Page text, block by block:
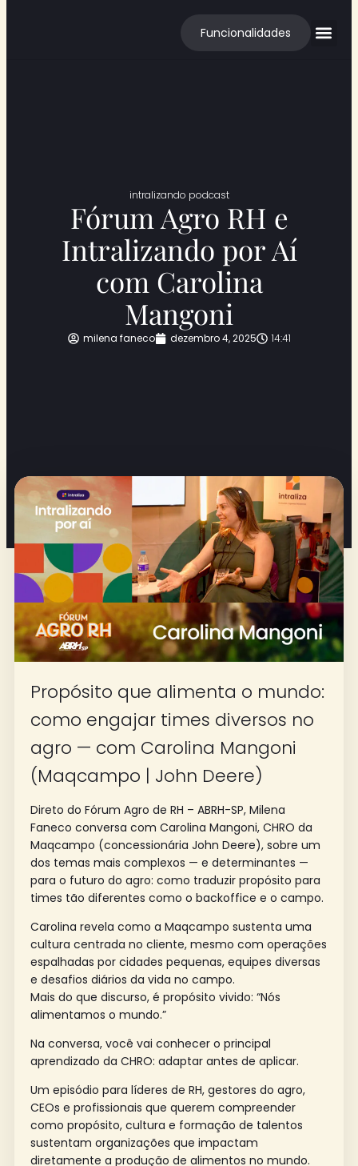
Funcionalidades
intralizando podcast
Fórum Agro RH e
Intralizando por Aí
com Carolina
Mangoni
milena faneco dezembro 4, 2025 14:41
Propósito que alimenta o mundo:
como engajar times diversos no
agro — com Carolina Mangoni
(Maqcampo | John Deere)
Direto do Fórum Agro de RH – ABRH-SP, Milena
Faneco conversa com Carolina Mangoni, CHRO da
Maqcampo (concessionária John Deere), sobre um
dos temas mais complexos — e determinantes —
para o futuro do agro: como traduzir propósito para
times tão diferentes como o backoffice e o campo.
Carolina revela como a Maqcampo sustenta uma
cultura centrada no cliente, mesmo com operações
espalhadas por cidades pequenas, equipes diversas
e desafios diários da vida no campo.
Mais do que discurso, é propósito vivido: “Nós
alimentamos o mundo.”
Na conversa, você vai conhecer o principal
aprendizado da CHRO: adaptar antes de aplicar.
Um episódio para líderes de RH, gestores do agro,
CEOs e profissionais que querem compreender
como propósito, cultura e formação de talentos
sustentam organizações que impactam
diretamente a produção de alimentos no mundo.